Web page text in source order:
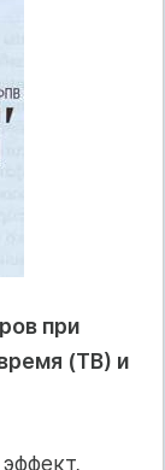
при
(ТВ) и